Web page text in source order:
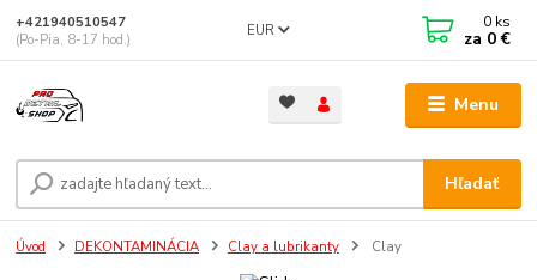
Menu
EUR
Hľadať
+421940510547
(Po-Pia, 8-17 hod.)
0 ks
za 0 €
Úvod DEKONTAMINÁCIA Clay a lubrikanty Clay